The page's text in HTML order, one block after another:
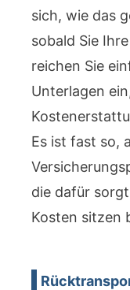
sich, wie das
sobald Sie
reichen Sie
Unterlagen
Es ist fast so,
die dafür
Kosten sitzen